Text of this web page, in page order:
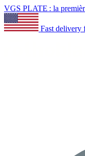
VGS PLATE : la
Fast delivery